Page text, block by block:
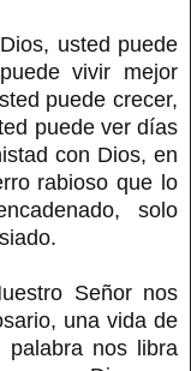
usted puede
vivir mejor
puede crecer,
puede ver días
con Dios, en
rabioso que lo
solo
Señor nos
una vida de
palabra nos libra